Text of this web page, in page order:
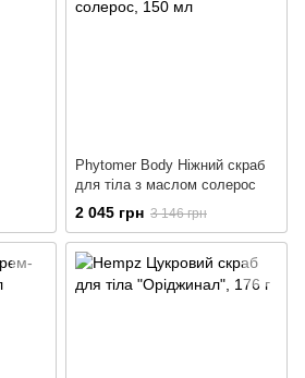
Phytomer Body Ніжний скраб
для тіла з маслом солерос
2 045 грн 3 146 грн